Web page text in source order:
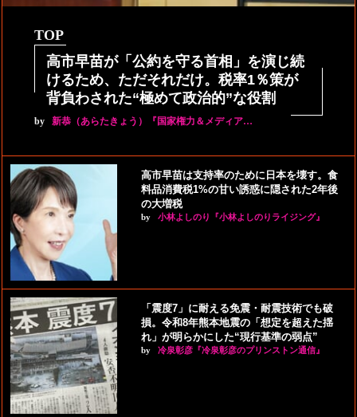
TOP
高市早苗が「公約を守る首相」を演じ続
けるため、ただそれだけ。税率1％策が
背負わされた“極めて政治的”な役割
by 新恭（あらたきょう）『国家権力＆メディア…
高市早苗は支持率のために日本を壊す。食
料品消費税1%の甘い誘惑に隠された2年後
の大増税
by 小林よしのり『小林よしのりライジング』
「震度7」に耐える免震・耐震技術でも破
損。令和8年熊本地震の「想定を超えた揺
れ」が明らかにした“現行基準の弱点”
by 冷泉彰彦『冷泉彰彦のプリンストン通信』